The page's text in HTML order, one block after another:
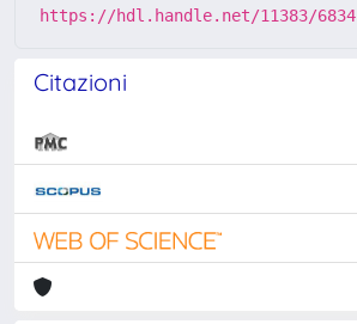
https://hdl.handle.net/11383/6834
Citazioni